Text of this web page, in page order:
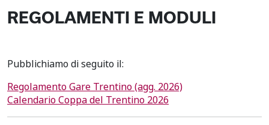
REGOLAMENTI E MODULI
Pubblichiamo di seguito il:
Regolamento Gare Trentino (agg. 2026)
Calendario Coppa del Trentino 2026